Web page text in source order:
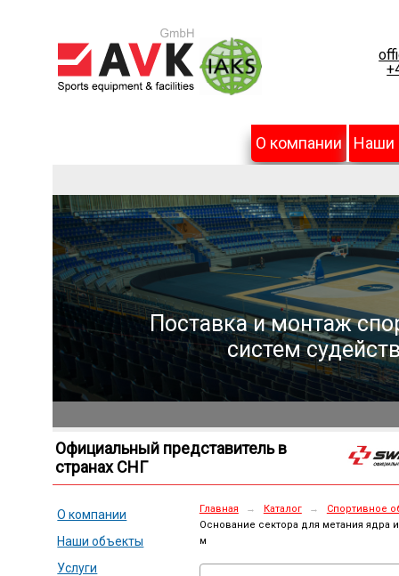
О компании Наши
Поставка и монтаж
систем
Официальный представитель в
странах СНГ
О компании
Наши объекты
Услуги
Главная → Каталог →
Спортивное
Основание сектора для метания ядра
м